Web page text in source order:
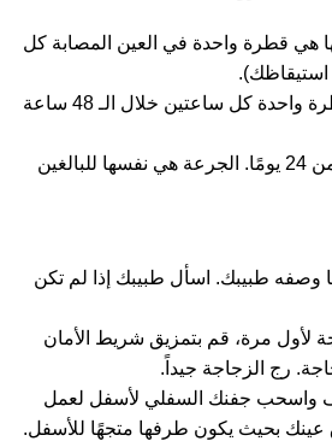
هي قطرة واحدة في العين المصابة كل
استيقاظك).
قد يوصي طبيبك بجرعة قطرة واحدة كل ساعتين خلال الـ 48 ساعة
لا تستخدم هذا الدواء لأكثر من 24 يومًا. الجرعة هي نفسها للبالغين
وصفه طبيبك. اسأل طبيبك إذا لم تكن
لأول مرة، قم بتمزيق شريط الأمان
رج الزجاجة جيداً.
واسحب جفنك السفلي لأسفل لعمل
بحيث يكون طرفها متجهًا للأسفل.